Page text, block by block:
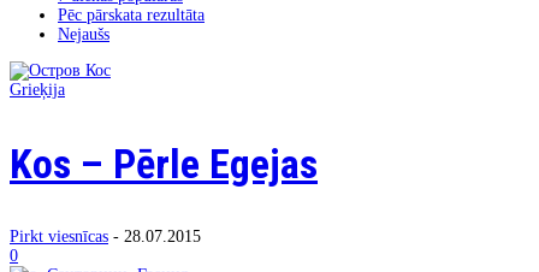
Pēc pārskata rezultāta
Nejaušs
Grieķija
Kos – Pērle Egejas
Pirkt viesnīcas - 28.07.2015
0